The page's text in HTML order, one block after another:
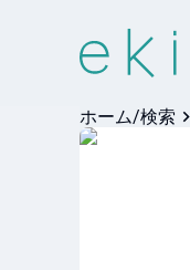
ホーム/検索